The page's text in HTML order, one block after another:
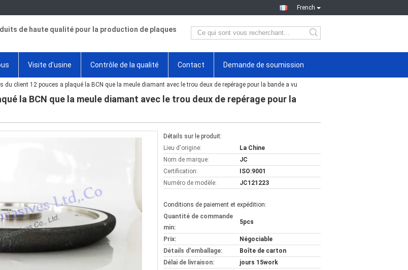
French
de haute qualité pour la production de plaques
Visite d'usine Contrôle de la qualité Contact Demande de soumission
du client 12 pouces a plaqué la BCN que la meule diamant avec le trou deux de repérage pour la bande a vu
la BCN que la meule diamant avec le trou deux de repérage pour la
Détails sur le produit:
Lieu d'origine:
La Chine
Nom de marque:
JC
Certification:
ISO:9001
Numéro de modèle:
JC121223
Conditions de paiement et expédition:
Quantité de commande
min:
5pcs
Prix:
Négociable
Détails d'emballage:
Boîte de carton
Délai de livraison:
jours 15work